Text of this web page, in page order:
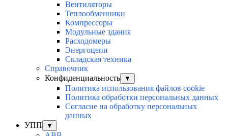
Вентиляторы
Теплообменники
Компрессоры
Модульные здания
Расходомеры
Энергоцепи
Складская техника
Справочник
Конфиденциальность
▼
Политика использования файлов cookie
Политика обработки персональных данных
Согласие на обработку персональных
данных
УПП
▼